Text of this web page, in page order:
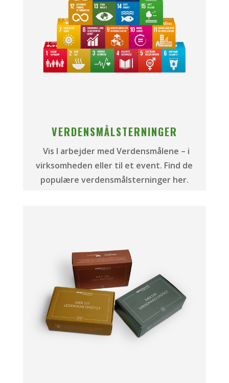
VERDENSMÅLSTERNINGER
Vis I arbejder med Verdensmålene – i
virksomheden eller til et event. Find de
populære verdensmålsterninger her.